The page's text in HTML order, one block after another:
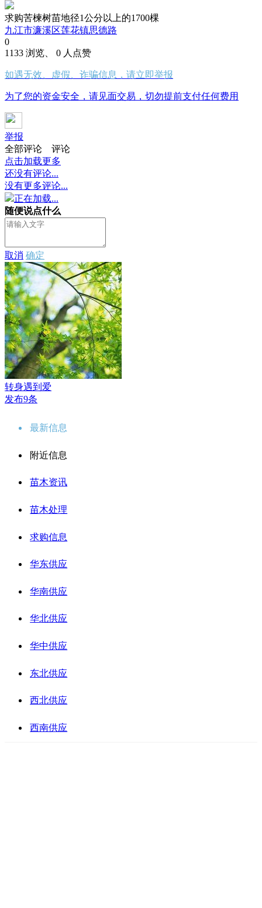
求购苦楝树苗地径1公分以上的1700棵
九江市濂溪区莲花镇思德路
0
1133 浏览、 0 人点赞
如遇无效、虚假、诈骗信息，请立即举报
为了您的资金安全，请见面交易，切勿提前支付任何费用
举报
全部评论
评论
点击加载更多
还没有评论...
没有更多评论...
正在加载...
随便说点什么
取消 确定
转身遇到爱
发布9条
最新信息
附近信息
苗木资讯
苗木处理
求购信息
华东供应
华南供应
华北供应
华中供应
东北供应
西北供应
西南供应